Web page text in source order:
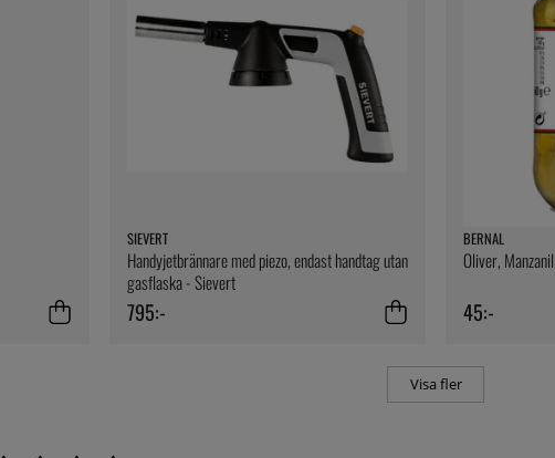
SIEVERT
Handyjetbrännare med piezo, endast handtag utan
gasflaska - Sievert
795:-
BERNAL
Oliver,
45:-
Visa fler